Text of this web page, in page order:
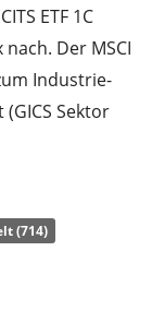
ETF 1C
Der MSCI
Industrie-
Sektor
bei
UCITS ETF 1C
MSCI World
die
(714)